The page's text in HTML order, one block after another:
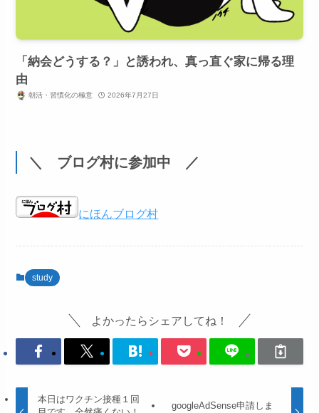
「納会どうする？」と誘われ、真っ直ぐ家に帰る理
由
朝活・習慣化の極意 2026年7月27日
＼ ブログ村に参加中 ／
にほんブログ村
study
よかったらシェアしてね！
本日はワクチン接種１回
googleAdSense申請しま